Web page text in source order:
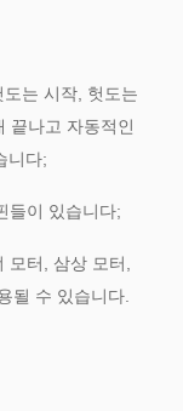
는 시작, 헛도는
끝나고 자동적인
니다;
들이 있습니다;
터, 삼상 모터,
될 수 있습니다.